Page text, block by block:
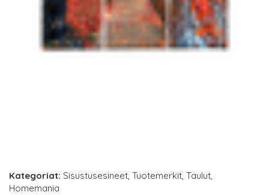
Kategoriat: Sisustusesineet, Tuotemerkit, Taulut,
Homemania